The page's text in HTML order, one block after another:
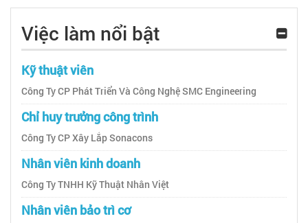
Việc làm nổi bật
Kỹ thuật viên
Công Ty CP Phát Triển Và Công Nghệ SMC Engineering
Chỉ huy trưởng công trình
Công Ty CP Xây Lắp Sonacons
Nhân viên kinh doanh
Công Ty TNHH Kỹ Thuật Nhân Việt
Nhân viên bảo trì cơ